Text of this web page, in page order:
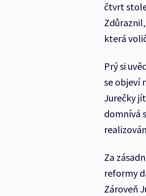
čtvrt
která
Prý si
se objeví
Jurečky
domnívá
Za
reformy
Zároveň